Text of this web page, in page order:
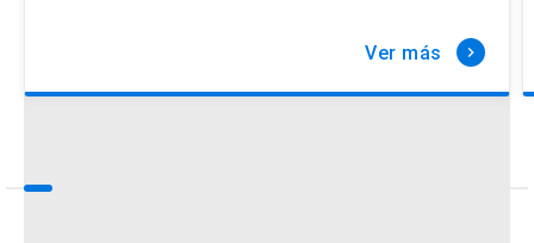
Ver más keyboard_arrow_right